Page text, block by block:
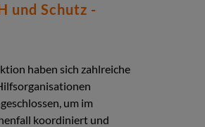
und Schutz -
haben sich zahlreiche
um im
koordiniert und